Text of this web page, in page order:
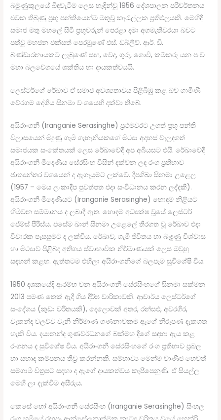
බමුණුකුලයේ බිඳවැටීම ලෙස හැඳින්වූ 1956 දේශපාලන පරිවර්තනය
එවක තිබුණු ප්‍රභූ පන්තියෙන්ම මතුවූ කැරැල්ලක ප්‍රතිඵලයකි. මෙහිදී
සමාජ මතු මහලේ සිටි ප්‍රභූවරුන් පෙරළා දමා අගමැතිවරයා බවට
පත්වූ මහජන එක්සත් පෙරමුණේ එස්. ඩබ්ලිව්. ආර්. ඩී.
බණ්ඩාරනායකට ලැබුණේ සඟ, වෙද, ගුරු, ගොවි, කම්කරු යන පංච
මහා බලවේගයේ ශක්තිය හා දායකත්වයයි.
ලෙස්ටර්ගේ රේඛාව ඒ සමාජ අවශ්‍යතාවය පිළිබිඹු කළ බව ගාමිණි
වේරගම දේශීය සිනමා වංශයෙහි දක්වා තිබේ.
අයිරාංගනී (Iranganie Serasinghe) ප්‍රථමවරට උගත් ප්‍රභූ පන්ති
විලාසයෙන් මිදුණු ගැමි ගැහැනියකගේ මිථ්‍යා අදහස් වැලඳගත්
සමාජයක සංකේතයක් ලෙස රේඛාවේදී අප අබියසට එයි. රේඛාවේදී
අයිරාංගනී මීදෙණිය සේරසිංහ විසින් දක්වන ලද රංග ප්‍රතිභාව
ජාත්‍යන්තර වශයෙන් ද ඇගැයුමට ලක්වේ. දීපශිඛා සිනමා උළෙල
(1957 – මෙය ලංකාදීප පුවත්පත එදා සංවිධානය කරන ලද්දකි).
අයිරාංගනී මීදෙණියට (Iranganie Serasinghe) හොඳම නිළියට
හිමිවන සම්මානය ද ලබාදී ඇත. හොඳම අධ්‍යක්ෂ වූයේ ලෙස්ටර්
ජේම්ස් පීරිස්ය. එසේම ඛාන් සිනමා උළෙලේ තිරගත වූ රේඛාව එදා
විචාරක පැසසුමට ද ලක්විය. රේඛාව, ගැමි ජීවිතය හා බැඳුණු විශ්වාස
හා මිථ්‍යාව පිළිබඳ අතිශය ස්වාභාවික නිර්මාණයක් ලෙස ඔවුහු
සඳහන් කළහ. ඇත්තටම එහිලා අයිරාංගනීගේ බලපෑම සුවිශේෂී විය.
1950 දශකයේදී ආරම්භ වන අයිරාංගනී සේරසිංහගේ සිනමා සක්මන
2013 පමණ තෙක් ඇදී ගිය දීර්ඝ චාරිකාවකි. ආචාර්ය ලෙස්ටර්ගේ
සංදේශය (කුඩා චරිතයකි), දෙලොවක් අතර, රන්සළු, අවරගිර,
වෑකන්ද වලව්ව වැනි නිර්මාණ ගණනාවකම ඇගේ නිරූපණ දැකගත
හැකි විය. දයානන්ද ගුණවර්ධනගේ බක්මහ දීගේ සඳහා ඇය කළ
රංගනය ද සුවිශේෂ විය. අයිරාංගනී සේරසිංහගේ රංග ප්‍රතිභාව ප්‍රබල
හා සහෘද කම්පනය තීව්‍ර කරන්නකි. සම්භාව්‍ය මෙන්ම වාණිජ හෙවත්
සමගාමී චිත්‍රපට සඳහා ද ඇගේ දායකත්වය කැපීපෙනුණි. ඒ සියල්ල
මෙහි ලා දැක්වීම අසීරුය.
කෙසේ හෝ අයිරාංගනී සේරසිංහ (Iranganie Serasinghe) සිංහල